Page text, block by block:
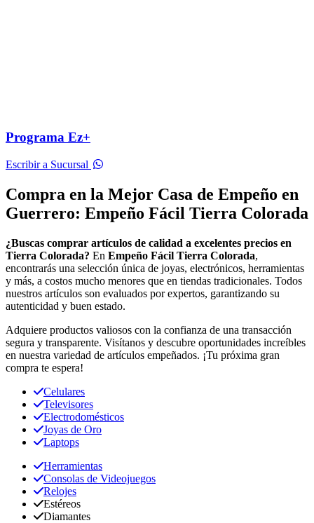
Programa Ez+
Escribir a Sucursal
Compra en la Mejor Casa de Empeño en
Guerrero: Empeño Fácil Tierra Colorada
¿Buscas comprar artículos de calidad a excelentes precios en
Tierra Colorada? En Empeño Fácil Tierra Colorada,
encontrarás una selección única de joyas, electrónicos, herramientas
y más, a costos mucho menores que en tiendas tradicionales. Todos
nuestros artículos son evaluados por expertos, garantizando su
autenticidad y buen estado.
Adquiere productos valiosos con la confianza de una transacción
segura y transparente. Visítanos y descubre oportunidades increíbles
en nuestra variedad de artículos empeñados. ¡Tu próxima gran
compra te espera!
Celulares
Televisores
Electrodomésticos
Joyas de Oro
Laptops
Herramientas
Consolas de Videojuegos
Relojes
Estéreos
Diamantes